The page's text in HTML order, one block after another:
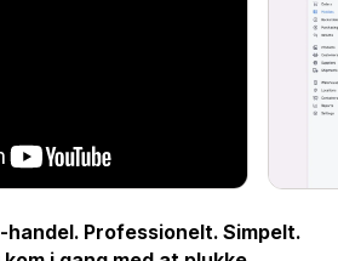
Professionelt. Simpelt.